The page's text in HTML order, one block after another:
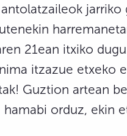
jarriko
21ean itxiko
itzazue etxeko
Guztion artean
orduz, ekin